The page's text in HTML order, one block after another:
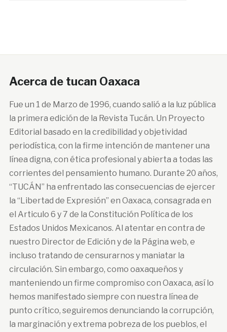
Acerca de tucan Oaxaca
Fue un 1 de Marzo de 1996, cuando salió a la luz pública
la primera edición de la Revista Tucán. Un Proyecto
Editorial basado en la credibilidad y objetividad
periodística, con la firme intención de mantener una
línea digna, con ética profesional y abierta a todas las
corrientes del pensamiento humano. Durante 20 años,
“TUCÁN” ha enfrentado las consecuencias de ejercer
la “Libertad de Expresión” en Oaxaca, consagrada en
el Articulo 6 y 7 de la Constitución Política de los
Estados Unidos Mexicanos. Al atentar en contra de
nuestro Director de Edición y de la Página web, e
incluso tratando de censurarnos y maniatar la
circulación. Sin embargo, como oaxaqueños y
manteniendo un firme compromiso con Oaxaca, así lo
hemos manifestado siempre con nuestra línea de
punto crítico, seguiremos denunciando la corrupción,
la marginación y extrema pobreza de los pueblos, el